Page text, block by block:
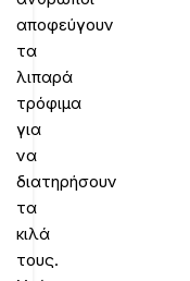
αποφεύγουν
τα
λιπαρά
τρόφιμα
για
να
διατηρήσουν
τα
κιλά
τους.